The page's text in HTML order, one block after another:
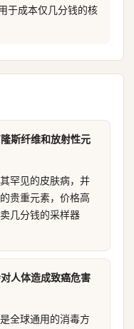
于成本仅几分钱的核
斯纤维和放射性元
罕见的皮肤病，并
贵重元素，价格高
几分钱的采样器
人体造成致癌危害
全球通用的消毒方